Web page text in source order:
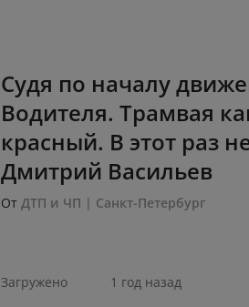
Судя по началу
Водителя. Трамвая
красный. В этот раз
Дмитрий Васильев
От ДТП и ЧП | Санкт-Петербург
Загружено 1 год назад